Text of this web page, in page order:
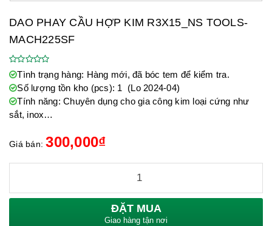
DAO PHAY CẦU HỢP KIM R3X15_NS TOOLS-
MACH225SF
Tình trạng hàng: Hàng mới, đã bóc tem để kiểm tra.
Số lượng tồn kho (pcs): 1 (Lo 2024-04)
Tính năng: Chuyên dụng cho gia công kim loại cứng như
sắt, inox…
Giá bán: 300,000₫
ĐẶT MUA
Giao hàng tận nơi